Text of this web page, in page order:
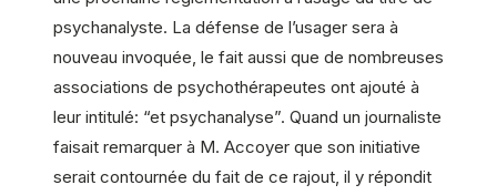
psychanalyste. La défense de l’usager sera à
nouveau invoquée, le fait aussi que de nombreuses
associations de psychothérapeutes ont ajouté à
leur intitulé: “et psychanalyse”. Quand un journaliste
faisait remarquer à M. Accoyer que son initiative
serait contournée du fait de ce rajout, il y répondit